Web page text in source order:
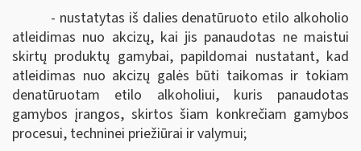
- nustatytas iš dalies denatūruoto etilo alkoholio
atleidimas nuo akcizų, kai jis panaudotas ne maistui
skirtų produktų gamybai, papildomai nustatant, kad
atleidimas nuo akcizų galės būti taikomas ir tokiam
denatūruotam etilo alkoholiui, kuris panaudotas
gamybos įrangos, skirtos šiam konkrečiam gamybos
procesui, techninei priežiūrai ir valymui;